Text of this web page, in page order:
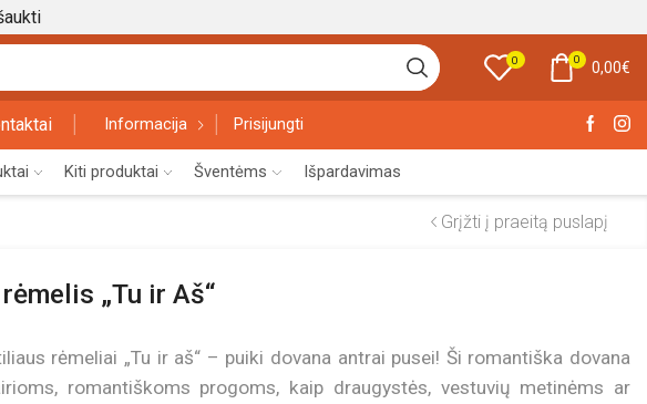
0 0 0,00€
Informacija Prisijungti
Kiti produktai Šventėms Išpardavimas
Grįžti į praeitą puslapį
„Tu ir Aš“
rėmeliai „Tu ir aš“ – puiki dovana antrai pusei! Ši romantiška dovana
romantiškoms progoms, kaip draugystės, vestuvių metinėms ar